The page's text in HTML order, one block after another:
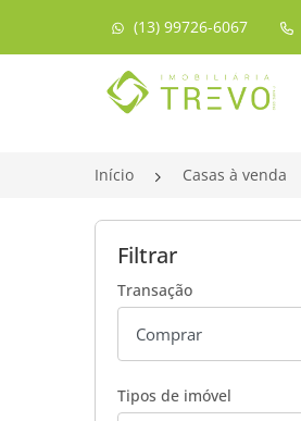
(13) 99726-6067
Página inicial
Início Casas à venda
Filtrar
Transação
Tipos de imóvel